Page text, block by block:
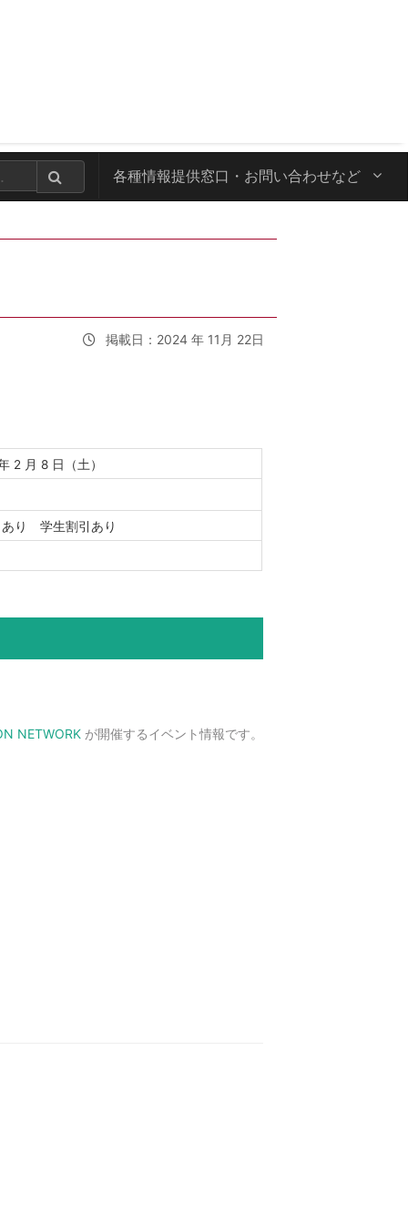
各種情報提供窓口・ お問い合わせなど
掲載日：2024 年 11月 22日
2 月 8 日（土）
あり 学生割引あり
NETWORKが開催するイベント情報です。